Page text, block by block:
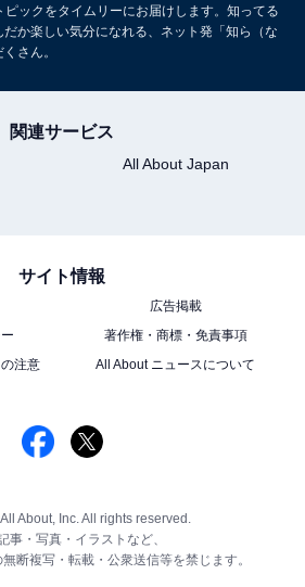
ックをタイムリーにお届けします。知ってる
か楽しい気分になれる、ネット発「知ら（な
さん。
関連サービス
All About Japan
サイト情報
広告掲載
著作権・商標・免責事項
注意
All About ニュースについて
About, Inc. All rights reserved.
事・写真・イラストなど、
断複写・転載・公衆送信等を禁じます。